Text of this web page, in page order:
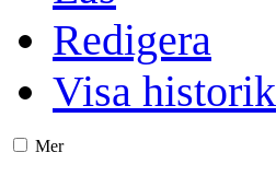
Redigera
Visa historik
Mer